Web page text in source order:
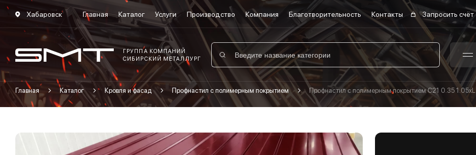
Хабаровск Главная Каталог Услуги Производство Компания Благотворительность Контакты Запросить счёт
ГРУППА КОМПАНИЙ
СИБИРСКИЙ МЕТАЛЛУРГ
Главная Каталог Кровля и фасад Профнастил с полимерным покрытием Профнастил с полимерным покрытием С21 0.35 1.05хL